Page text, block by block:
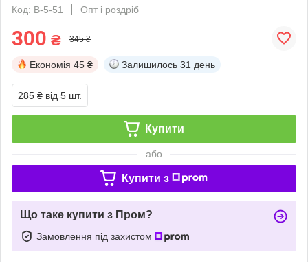
Код: B-5-51
Опт і роздріб
300 ₴ 345 ₴
Економія 45 ₴ Залишилось 31 день
285 ₴ від 5 шт.
Купити
або
Купити з
Що таке купити з Пром?
Замовлення під захистом